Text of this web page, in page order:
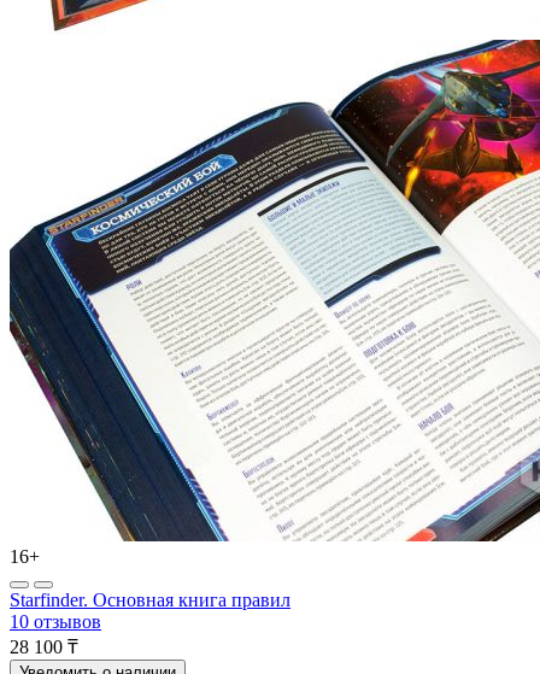
16+
Starfinder. Основная книга правил
10 отзывов
28 100 ₸